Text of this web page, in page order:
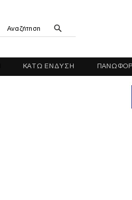
Αναζήτηση
ΚΑΤΩ ΕΝΔΥΣΗ